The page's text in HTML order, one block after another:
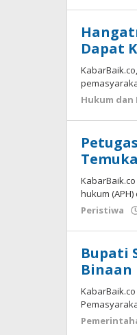
Dapat
Hukum dan
hukum
Peristiwa
Bupati
Binaan